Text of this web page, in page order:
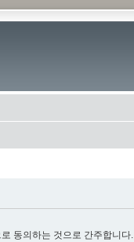
동의하는 것으로 간주합니다.